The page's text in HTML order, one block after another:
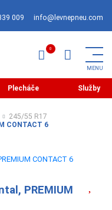
009 info@levnepneu.com
Plecháče Služby
245/55 R17
CONTACT 6
PREMIUM